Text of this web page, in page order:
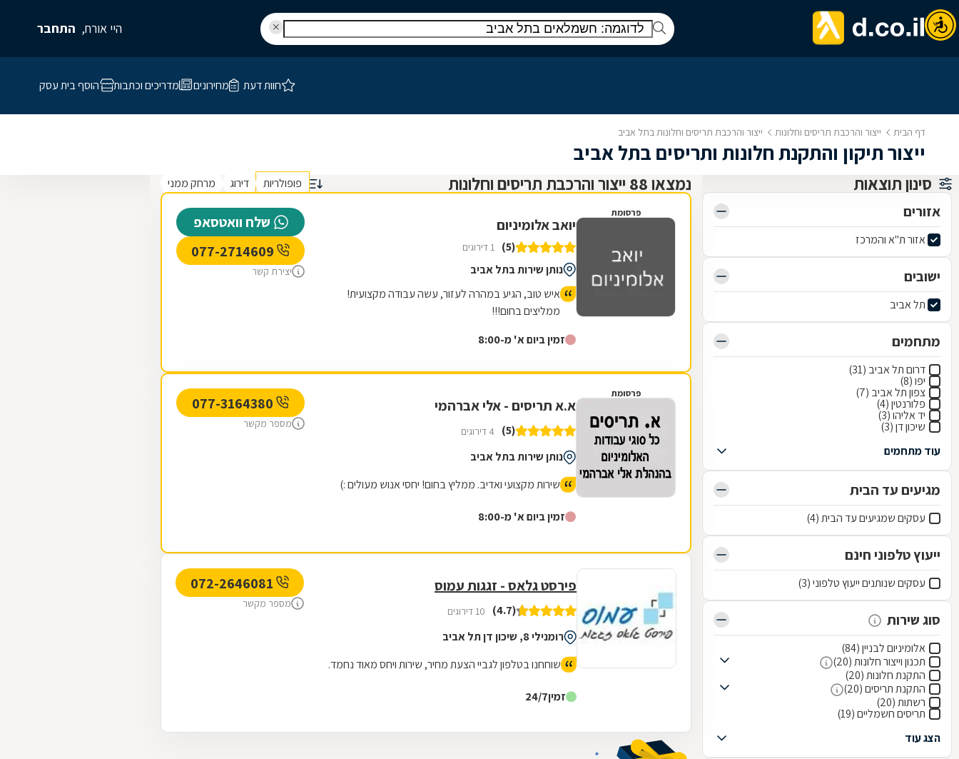
היי אורח, התחבר
חוות דעת מחירונים מדריכים וכתבות הוסף בית עסק
דף הבית ייצור והרכבת תריסים וחלונות ייצור והרכבת תריסים וחלונות בתל אביב
ייצור תיקון והתקנת חלונות ותריסים בתל אביב
סינון תוצאות
אזורים
אזור ת"א והמרכז
ישובים
תל אביב
מתחמים
דרום תל אביב (31)
יפו (8)
צפון תל אביב (7)
פלורנטין (4)
יד אליהו (3)
שיכון דן (3)
עוד מתחמים
מגיעים עד הבית
עסקים שמגיעים עד הבית (4)
ייעוץ טלפוני חינם
עסקים שנותנים ייעוץ טלפוני (3)
סוג שירות
אלומיניום לבניין (84)
תכנון וייצור חלונות (20)
התקנת חלונות (20)
התקנת תריסים (20)
רשתות (20)
תריסים חשמליים (19)
הצג עוד
נמצאו 88 ייצור והרכבת תריסים וחלונות פופולריות דירוג מרחק ממני
פרסומת
יואב אלומיניום
(5) 1 דירוגים
נותן שירות בתל אביב
איש טוב, הגיע במהרה לעזור, עשה עבודה מקצועית!
ממליצים בחום!!!
זמין ביום א' מ-8:00
שלח וואטסאפ
יצירת קשר
פרסומת
א.א תריסים - אלי אברהמי
(5) 4 דירוגים
נותן שירות בתל אביב
שירות מקצועי ואדיב. ממליץ בחום! יחסי אנוש מעולים :)
זמין ביום א' מ-8:00
מספר מקשר
פירסט גלאס - זגגות עמוס
(4.7) 10 דירוגים
רומנילי 8, שיכון דן תל אביב
שוחחנו בטלפון לגביי הצעת מחיר, שירות ויחס מאוד נחמד.
זמין24/7
מספר מקשר